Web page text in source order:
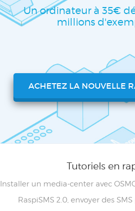
Un ordinateur à 35€
millions
ACHETEZ LA NOUVELLE
Tutoriels en
Installer un media-center avec
RaspiSMS 2.0, envoyer des